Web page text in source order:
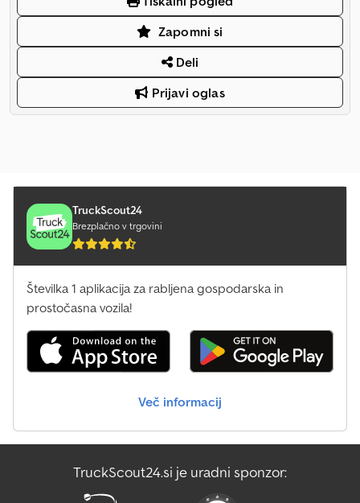
Zapomni si
Deli
Prijavi oglas
TruckScout24
Brezplačno v trgovini
Številka 1 aplikacija za rabljena gospodarska in
prostočasna vozila!
Več informacij
TruckScout24.si je uradni sponzor: